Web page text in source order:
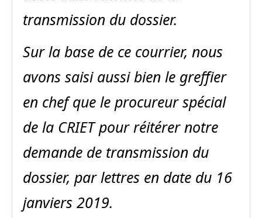
transmission du dossier.
Sur la base de ce courrier, nous
avons saisi aussi bien le greffier
en chef que le procureur spécial
de la CRIET pour réitérer notre
demande de transmission du
dossier, par lettres en date du 16
janviers 2019.